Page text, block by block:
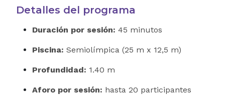
Detalles del programa
Duración por sesión: 45 minutos
Piscina: Semiolímpica (25 m x 12,5 m)
Profundidad: 1.40 m
Aforo por sesión: hasta 20 participantes